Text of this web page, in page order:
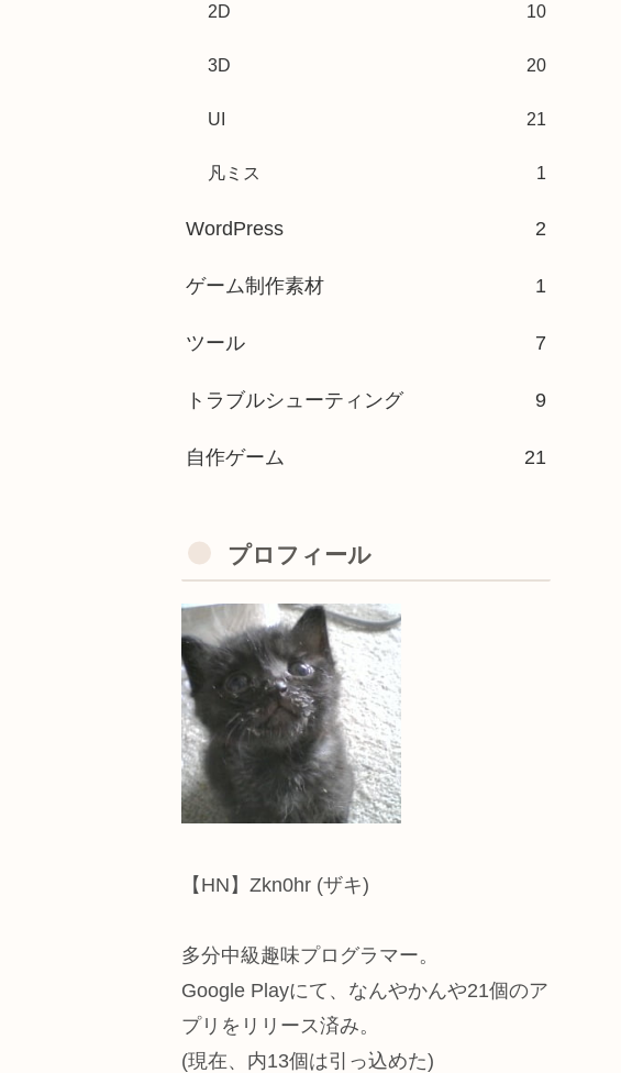
2D 10
3D 20
UI 21
凡ミス 1
WordPress 2
ゲーム制作素材 1
ツール 7
トラブルシューティング 9
自作ゲーム 21
プロフィール
【HN】Zkn0hr (ザキ)
多分中級趣味プログラマー。
Google Playにて、なんやかんや21個のア
プリをリリース済み。
(現在、内13個は引っ込めた)